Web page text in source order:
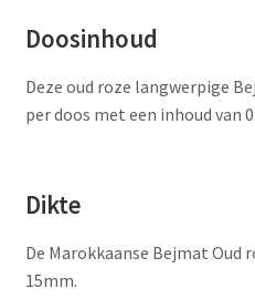
Doosinhoud
Deze oud roze langwerpige
per doos met een inhoud van
Dikte
De Marokkaanse Bejmat Oud
15mm.